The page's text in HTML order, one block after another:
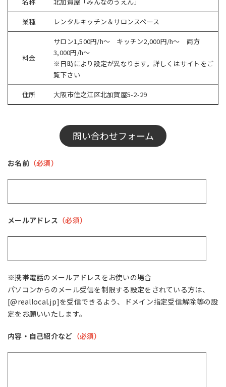
業種 レンタルキッチン＆サロンスペース
料金
サロン1,500円/h〜 キッチン2,000円/h〜 両方
3,000円/h〜
※日時により設定が異なります。詳しくはサイトをご
覧下さい
住所 大阪市住之江区北加賀屋5-2-29
問い合わせフォーム
お名前（必須）
メールアドレス （必須）
※携帯電話のメールアドレスをお使いの場合
パソコンからのメール受信を制限する設定をされている方は、
[@reallocal.jp]を受信できるよう、ドメイン指定受信解除等の設
定をお願いいたします。
内容・自己紹介など （必須）